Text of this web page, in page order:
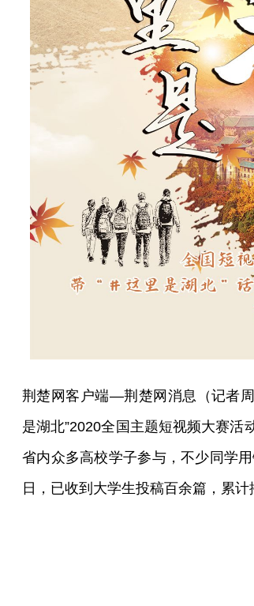
荆楚网客户端—荆楚网消息（记者
是湖北”2020全国主题短视频大赛活
省内众多高校学子参与，不少同学
日，已收到大学生投稿百余篇，累计